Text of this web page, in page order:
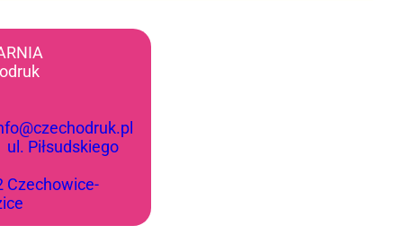
ul. Piłsudskiego
Czechowice-